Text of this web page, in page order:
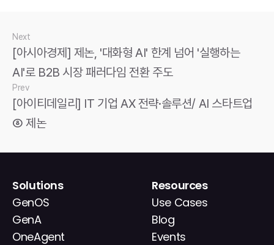
Next
[아시아경제] 제논, '대화형 AI' 한계 넘어 '실행하는
AI'로 B2B 시장 패러다임 전환 주도
Prev
[아이티데일리] IT 기업 AX 전략·솔루션/ AI 스타트업
⑧ 제논
Solutions
GenOS
GenA
OneAgent
Resources
Use Cases
Blog
Events